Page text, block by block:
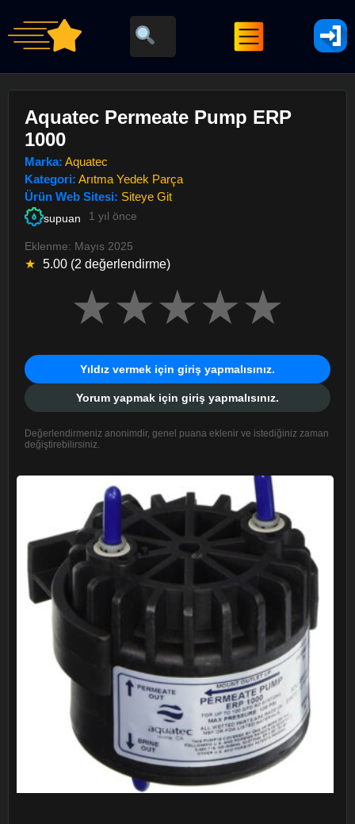
Aquatec Permeate Pump ERP
1000
Marka: Aquatec
Kategori: Arıtma Yedek Parça
Ürün Web Sitesi: Siteye Git
supuan 1 yıl önce
Eklenme: Mayıs 2025
★ 5.00 (2 değerlendirme)
★★★★★
Yıldız vermek için giriş yapmalısınız.
Yorum yapmak için giriş yapmalısınız.
Değerlendirmeniz anonimdir, genel puana eklenir ve istediğiniz zaman
değiştirebilirsiniz.